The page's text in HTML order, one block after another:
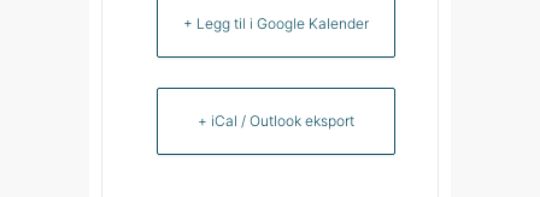
+ Legg til i Google Kalender
+ iCal / Outlook eksport